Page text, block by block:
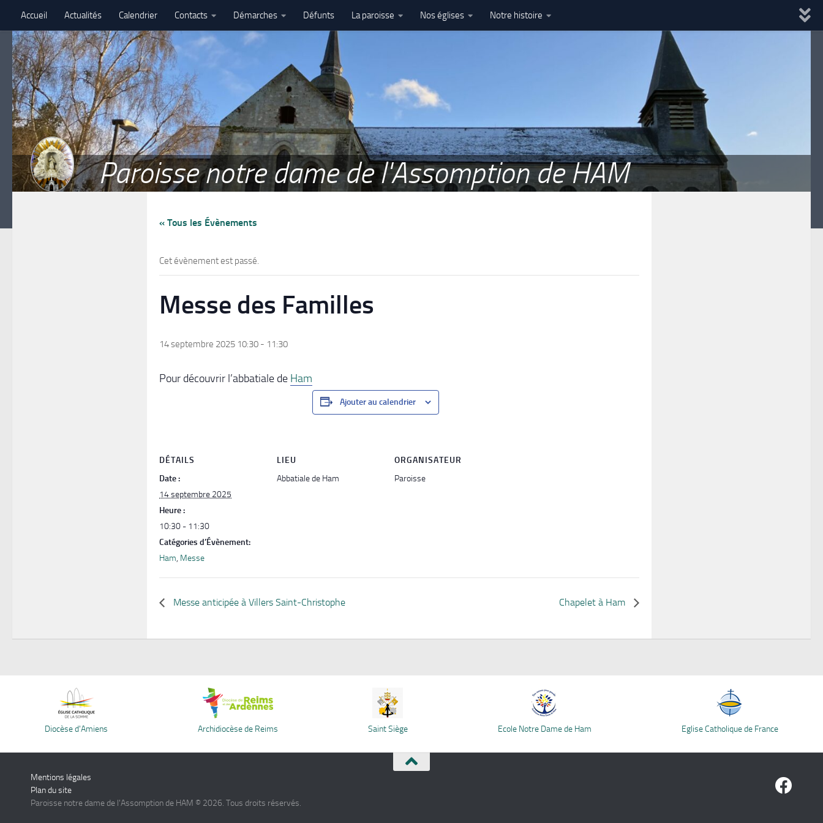
Skip to content
Accueil Actualités Calendrier Contacts Démarches Défunts La paroisse Nos églises Notre histoire
Assemblé paroissiale – 27 juin 2026 – Paroisse Notre-Dame de l’Assomption – Ham
Paroisse notre dame de l'Assomption de HAM
« Tous les Évènements
Cet évènement est passé.
Messe des Familles
14 septembre 2025 10:30 - 11:30
Pour découvrir l’abbatiale de Ham
Ajouter au calendrier
DÉTAILS
Date :
14 septembre 2025
Heure :
10:30 - 11:30
Catégories d’Évènement:
Ham, Messe
LIEU
Abbatiale de Ham
ORGANISATEUR
Paroisse
Messe anticipée à Villers Saint-Christophe Chapelet à Ham
Diocèse d'Amiens Archidiocèse de Reims Saint Siège Ecole Notre Dame de Ham Eglise Catholique de France
Mentions légales
Plan du site
Paroisse notre dame de l'Assomption de HAM © 2026. Tous droits réservés.